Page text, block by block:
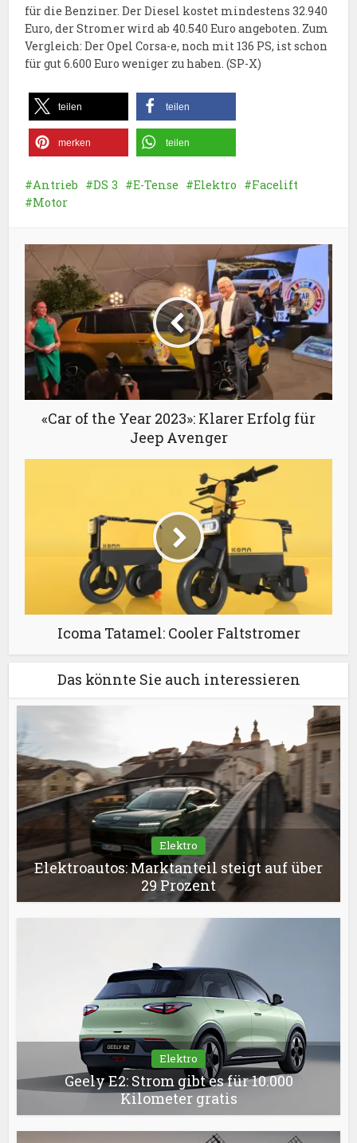
für die Benziner. Der Diesel kostet mindestens 32.940
Euro, der Stromer wird ab 40.540 Euro angeboten. Zum
Vergleich: Der Opel Corsa-e, noch mit 136 PS, ist schon
für gut 6.600 Euro weniger zu haben. (SP-X)
teilen teilen
merken teilen
Antrieb DS 3 E-Tense Elektro
Facelift
Motor
«Car of the Year 2023»: Klarer Erfolg für
Jeep Avenger
Icoma Tatamel: Cooler Faltstromer
Das könnte Sie auch interessieren
Elektro
Elektroautos: Marktanteil steigt auf über
29 Prozent
Elektro
Geely E2: Strom gibt es für 10.000
Kilometer gratis